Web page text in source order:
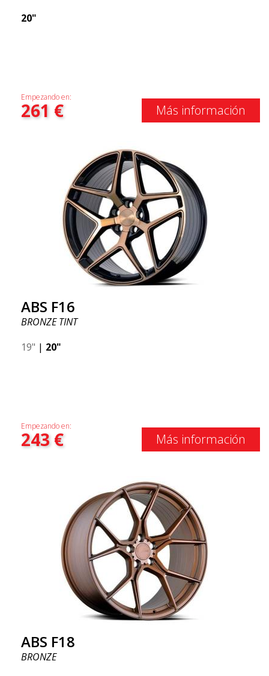
20"
Empezando en:
261 € Más información
ABS F16
BRONZE TINT
19" | 20"
Empezando en:
243€ Más información
ABS F18
BRONZE